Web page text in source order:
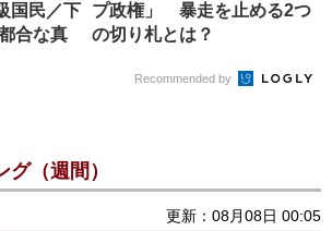
国民／下
合な真
プ政権」 暴走を止める2つ
の切り札とは？
Recommended by
（週間）
更新：08月08日 00:05